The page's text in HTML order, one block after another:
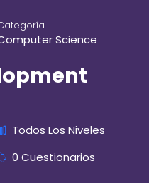
Science
Todos Los Niveles
0 Cuestionarios